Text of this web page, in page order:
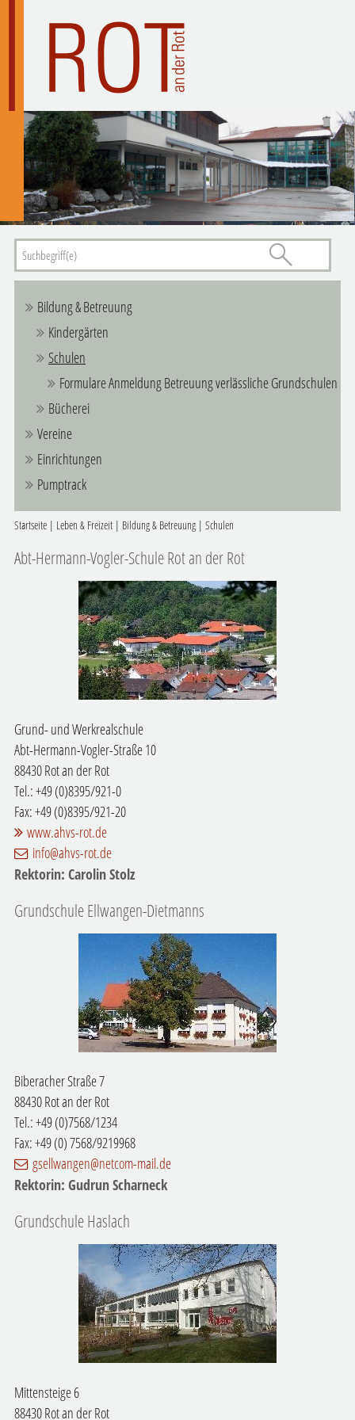
Bildung & Betreuung
Kindergärten
Schulen
Formulare Anmeldung Betreuung verlässliche Grundschulen
Bücherei
Vereine
Einrichtungen
Pumptrack
Startseite| Leben & Freizeit| Bildung & Betreuung| Schulen
Abt-Hermann-Vogler-Schule Rot an der Rot
Grund- und Werkrealschule
Abt-Hermann-Vogler-Straße 10
88430 Rot an der Rot
Tel.: +49 (0)8395/921-0
Fax: +49 (0)8395/921-20
www.ahvs-rot.de
info@ahvs-rot.de
Rektorin: Carolin Stolz
Grundschule Ellwangen-Dietmanns
Biberacher Straße 7
88430 Rot an der Rot
Tel.: +49 (0)7568/1234
Fax: +49 (0) 7568/9219968
gsellwangen@netcom-mail.de
Rektorin: Gudrun Scharneck
Grundschule Haslach
Mittensteige 6
88430 Rot an der Rot